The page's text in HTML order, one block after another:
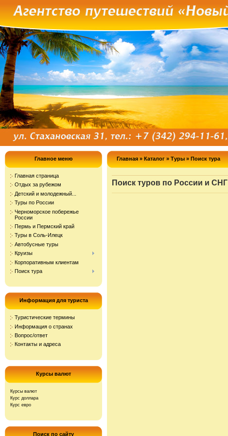
Главное меню
Главная страница
Отдых за рубежом
Детский и молодежный...
Туры по России
Черноморское побережье
России
Пермь и Пермский край
Туры в Соль-Илецк
Автобусные туры
Круизы
Корпоративным клиентам
Поиск тура
Информация для туриста
Туристические термины
Информация о странах
Вопрос/ответ
Контакты и адреса
Курсы валют
Курсы валют
Курс доллара
Курс евро
Поиск по сайту
Главная » Каталог » Туры » Поиск тура
Поиск туров по России и СНГ